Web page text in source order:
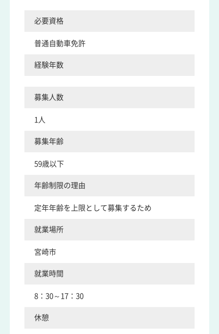
必要資格
普通自動車免許
経験年数
募集人数
1人
募集年齢
59歳以下
年齢制限の理由
定年年齢を上限として募集するため
就業場所
宮崎市
就業時間
8：30～17：30
休憩